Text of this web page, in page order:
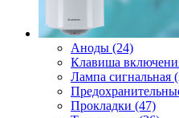
Аноды (24)
Клавиша
Лампа сигнальная
Прокладки (47)